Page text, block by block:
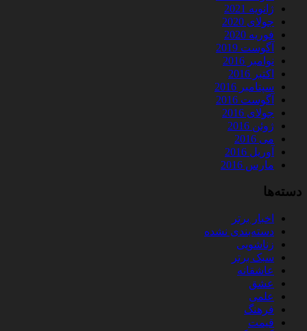
ژانویه 2021
جولای 2020
فوریه 2020
آگوست 2019
نوامبر 2016
اکتبر 2016
سپتامبر 2016
آگوست 2016
جولای 2016
ژوئن 2016
می 2016
آوریل 2016
مارس 2016
دسته‌ها
اخبار برتر
دسته‌بندی نشده
زناشویی
سبک برتر
عاشقانه
عشق
علمی
فرهنگ
قیمت